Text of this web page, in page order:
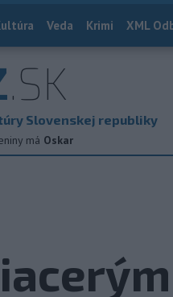
Veda Krimi XML
.SK
Slovenskej republiky
má Oskar